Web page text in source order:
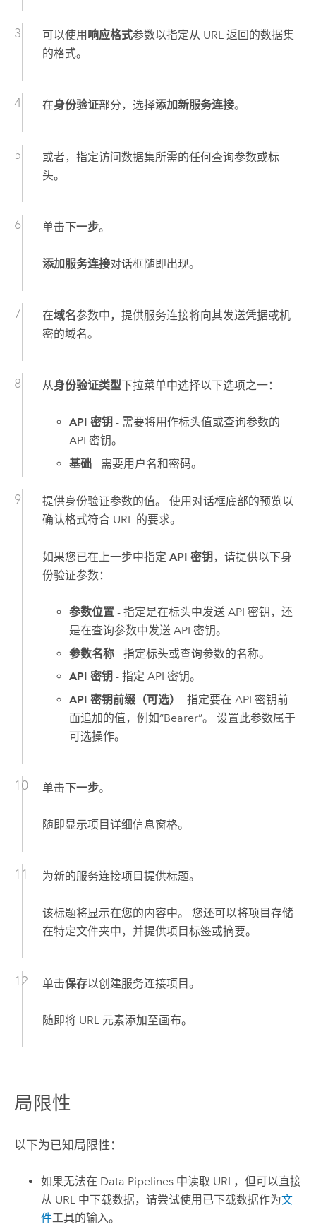
可以使用 响应格式参数以指定从 URL 返回的数据集
的格式。
在身份验证部分，选择添加新服务连接。
或者，指定访问数据集所需的任何查询参数或标
头。
单击下一步。
添加服务连接对话框随即出现。
在域名参数中，提供服务连接将向其发送凭据或机
密的域名。
从身份验证类型下拉菜单中选择以下选项之一：
API 密钥 - 需要将用作标头值或查询参数的
API 密钥。
基础 - 需要用户名和密码。
提供身份验证参数的值。 使用对话框底部的预览以
确认格式符合 URL 的要求。
如果您已在上一步中指定 API 密钥 ，请提供以下身
份验证参数：
参数位置 - 指定是在标头中发送 API 密钥，还
是在查询参数中发送 API 密钥。
参数名称 - 指定标头或查询参数的名称。
API 密钥 - 指定 API 密钥。
API 密钥前缀（可选）- 指定要在 API 密钥前
面追加的值，例如“Bearer”。 设置此参数属于
可选操作。
单击下一步。
随即显示项目详细信息窗格。
为新的服务连接项目提供标题。
该标题将显示在您的内容中。 您还可以将项目存储
在特定文件夹中，并提供项目标签或摘要。
单击保存以创建服务连接项目。
随即将 URL 元素添加至画布。
局限性
以下为已知局限性：
如果无法在 Data Pipelines 中读取 URL，但可以直接
从 URL 中下载数据，请尝试使用已下载数据作为文
件工具的输入。